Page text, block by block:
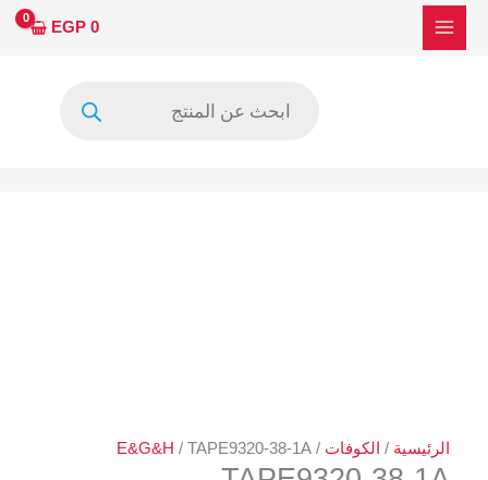
تخطي
0
EGP
الرئيسية / الكوفات /
E&G&H / TAPE9320-38-1A
كمية
TAPE9320-